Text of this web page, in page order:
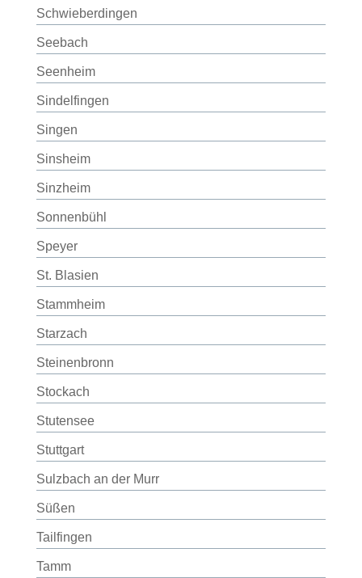
Schwieberdingen
Seebach
Seenheim
Sindelfingen
Singen
Sinsheim
Sinzheim
Sonnenbühl
Speyer
St. Blasien
Stammheim
Starzach
Steinenbronn
Stockach
Stutensee
Stuttgart
Sulzbach an der Murr
Süßen
Tailfingen
Tamm